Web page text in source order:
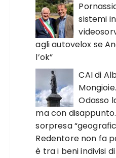
sistemi
agli autovelox se
l’ok”
CAI di
Odasso
ma con
sorpresa
Redentore non fa
è tra i beni indivisi